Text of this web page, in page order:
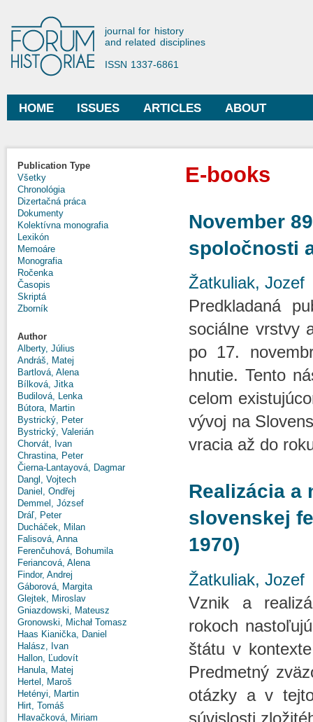
Forum Historiae
journal for history
and related disciplines
ISSN 1337-6861
Main menu
HOME ISSUES ARTICLES ABOUT
Publication Type
Všetky
Chronológia
Dizertačná práca
Dokumenty
Kolektívna monografia
Lexikón
Memoáre
Monografia
Ročenka
Časopis
Skriptá
Zborník
Author
Alberty, Július
Andráš, Matej
Bartlová, Alena
Bílková, Jitka
Budilová, Lenka
Bútora, Martin
Bystrický, Peter
Bystrický, Valerián
Chorvát, Ivan
Chrastina, Peter
Čierna-Lantayová, Dagmar
Dangl, Vojtech
Daniel, Ondřej
Demmel, József
Dráľ, Peter
Ducháček, Milan
Falisová, Anna
Ferenčuhová, Bohumila
Feriancová, Alena
Findor, Andrej
Gáborová, Margita
Glejtek, Miroslav
Gniazdowski, Mateusz
Gronowski, Michał Tomasz
Haas Kianička, Daniel
Halász, Ivan
Hallon, Ľudovít
Hanula, Matej
Hertel, Maroš
Hetényi, Martin
Hirt, Tomáš
Hlavačková, Miriam
E-books
November
spoločnosti
Žatkuliak, Jozef
Predkladaná
sociálne vrstvy
po 17.
hnutie. Tento
celom
vývoj na
vracia až do
Realizácia a
slovenskej
1970)
Žatkuliak, Jozef
Vznik a
rokoch
štátu v
Predmetný
otázky a v
súvislosti